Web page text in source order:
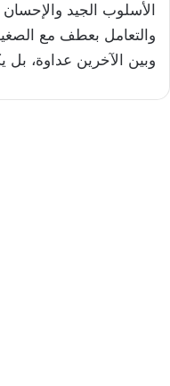
الأسلوب الجيد والإحسان
والتعامل بعطف مع
وبين الآخرين عداوة، بل